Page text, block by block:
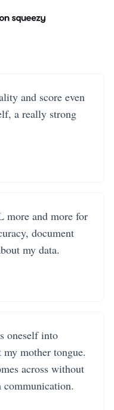
and score even
a really strong
more and more for
document
my data.
oneself into
mother tongue.
across without
communication.